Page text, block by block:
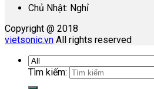
Chủ Nhật: Nghỉ
Copyright @ 2018
vietsonic.vn All rights reserved
Tìm kiếm: